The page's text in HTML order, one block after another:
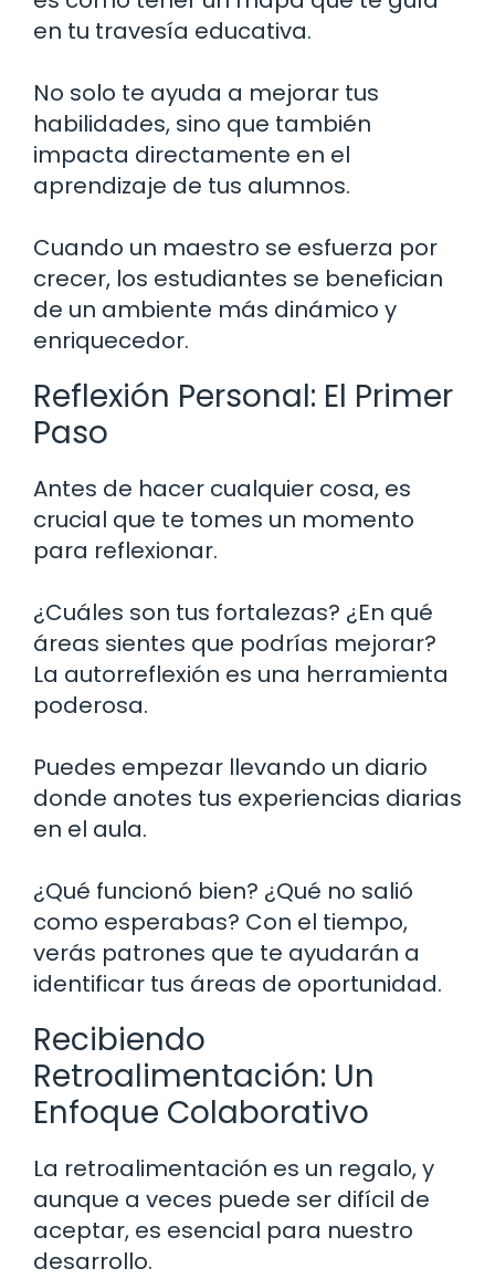
en tu travesía educativa.
No solo te ayuda a mejorar tus
habilidades, sino que también
impacta directamente en el
aprendizaje de tus alumnos.
Cuando un maestro se esfuerza por
crecer, los estudiantes se benefician
de un ambiente más dinámico y
enriquecedor.
Reflexión Personal: El Primer
Paso
Antes de hacer cualquier cosa, es
crucial que te tomes un momento
para reflexionar.
¿Cuáles son tus fortalezas? ¿En qué
áreas sientes que podrías mejorar?
La autorreflexión es una herramienta
poderosa.
Puedes empezar llevando un diario
donde anotes tus experiencias diarias
en el aula.
¿Qué funcionó bien? ¿Qué no salió
como esperabas? Con el tiempo,
verás patrones que te ayudarán a
identificar tus áreas de oportunidad.
Recibiendo
Retroalimentación: Un
Enfoque Colaborativo
La retroalimentación es un regalo, y
aunque a veces puede ser difícil de
aceptar, es esencial para nuestro
desarrollo.